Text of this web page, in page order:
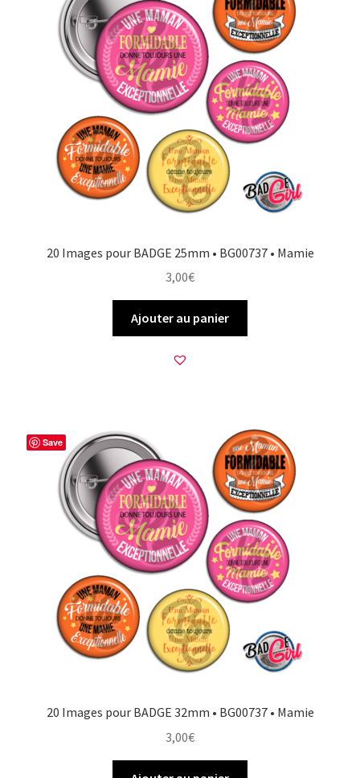
20 Images pour BADGE 25mm • BG00737 • Mamie
3,00€
Ajouter au panier
Save
20 Images pour BADGE 32mm • BG00737 • Mamie
3,00€